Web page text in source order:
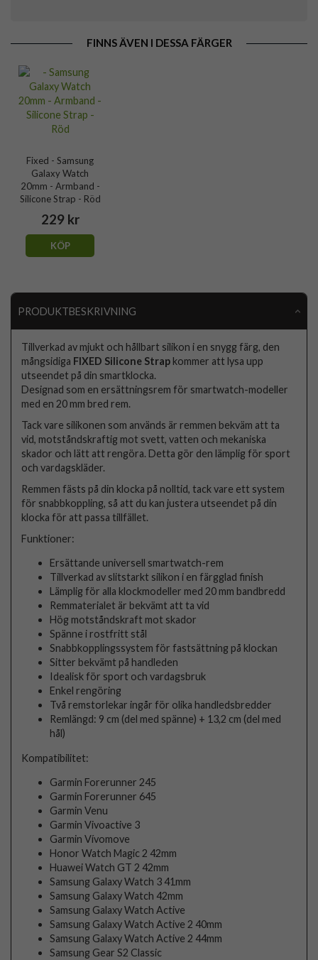
FINNS ÄVEN I DESSA FÄRGER
Fixed - Samsung
Galaxy Watch
20mm - Armband -
Silicone Strap - Röd
229 kr
KÖP
PRODUKTBESKRIVNING
Tillverkad av mjukt och hållbart silikon i en snygg färg, den
mångsidiga FIXED Silicone Strap kommer att lysa upp
utseendet på din smartklocka.
Designad som en ersättningsrem för smartwatch-modeller
med en 20 mm bred rem.
Tack vare silikonen som används är remmen bekväm att ta
vid, motståndskraftig mot svett, vatten och mekaniska
skador och lätt att rengöra. Detta gör den lämplig för sport
och vardagskläder.
Remmen fästs på din klocka på nolltid, tack vare ett system
för snabbkoppling, så att du kan justera utseendet på din
klocka för att passa tillfället.
Funktioner:
Ersättande universell smartwatch-rem
Tillverkad av slitstarkt silikon i en färgglad finish
Lämplig för alla klockmodeller med 20 mm bandbredd
Remmaterialet är bekvämt att ta vid
Hög motståndskraft mot skador
Spänne i rostfritt stål
Snabbkopplingssystem för fastsättning på klockan
Sitter bekvämt på handleden
Idealisk för sport och vardagsbruk
Enkel rengöring
Två remstorlekar ingår för olika handledsbredder
Remlängd: 9 cm (del med spänne) + 13,2 cm (del med
hål)
Kompatibilitet:
Garmin Forerunner 245
Garmin Forerunner 645
Garmin Venu
Garmin Vivoactive 3
Garmin Vívomove
Honor Watch Magic 2 42mm
Huawei Watch GT 2 42mm
Samsung Galaxy Watch 3 41mm
Samsung Galaxy Watch 42mm
Samsung Galaxy Watch Active
Samsung Galaxy Watch Active 2 40mm
Samsung Galaxy Watch Active 2 44mm
Samsung Gear S2 Classic